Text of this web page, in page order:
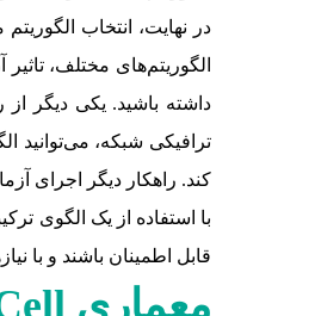
الگوریتم‌های مختلف،
ترافیکی شبکه، می‌توانید
کند. راهکار دیگر اجرای
قابل اطمینان باشند و با
معماری